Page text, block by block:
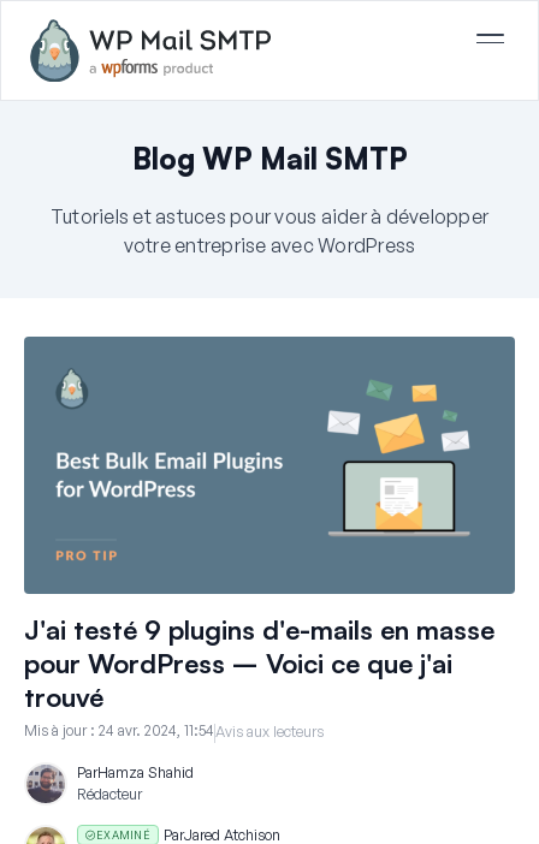
Blog WP Mail SMTP
Tutoriels et astuces pour vous aider à développer
votre entreprise avec WordPress
J'ai testé 9 plugins d'e-mails en masse
pour WordPress – Voici ce que j'ai
trouvé
Mis à jour : 24 avr. 2024, 11:54 Avis aux lecteurs
ParHamza Shahid
Rédacteur
EXAMINÉ ParJared Atchison